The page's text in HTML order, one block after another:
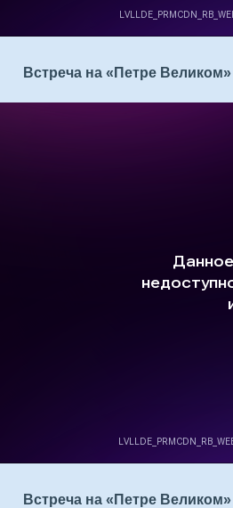
Встреча на «Петре
Встреча на «Петре